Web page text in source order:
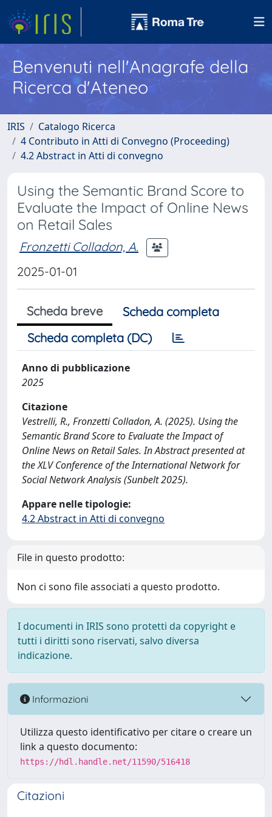
Benvenuti nell'Anagrafe della
Ricerca d'Ateneo
IRIS
Catalogo Ricerca
4 Contributo in Atti di Convegno (Proceeding)
4.2 Abstract in Atti di convegno
Using the Semantic Brand Score to
Evaluate the Impact of Online News
on Retail Sales
Fronzetti Colladon, A.
2025-01-01
Scheda breve
Scheda completa
Scheda completa (DC)
Anno di pubblicazione
2025
Citazione
Vestrelli, R., Fronzetti Colladon, A. (2025). Using the
Semantic Brand Score to Evaluate the Impact of
Online News on Retail Sales. In Abstract presented at
the XLV Conference of the International Network for
Social Network Analysis (Sunbelt 2025).
Appare nelle tipologie:
4.2 Abstract in Atti di convegno
File in questo prodotto:
Non ci sono file associati a questo prodotto.
I documenti in IRIS sono protetti da copyright e
tutti i diritti sono riservati, salvo diversa
indicazione.
Informazioni
Utilizza questo identificativo per citare o creare un
link a questo documento:
https://hdl.handle.net/11590/516418
Citazioni